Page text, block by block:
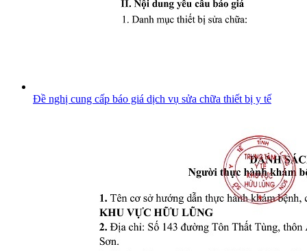
Đề nghị cung cấp báo giá dịch vụ sửa chữa thiết bị y tế